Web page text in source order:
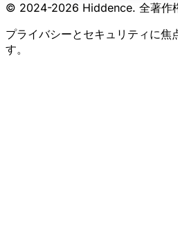
© 2024-2026 Hiddence. 全著作
プライバシーとセキュリティに焦
す。